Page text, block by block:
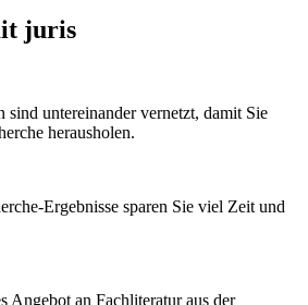
juris
untereinander vernetzt, damit Sie
herausholen.
Ergebnisse sparen Sie viel Zeit und
Angebot an Fachliteratur aus der